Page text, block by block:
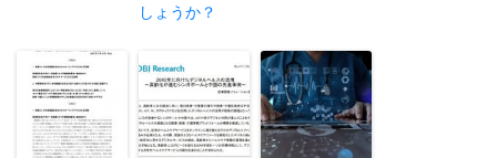
しょうか？